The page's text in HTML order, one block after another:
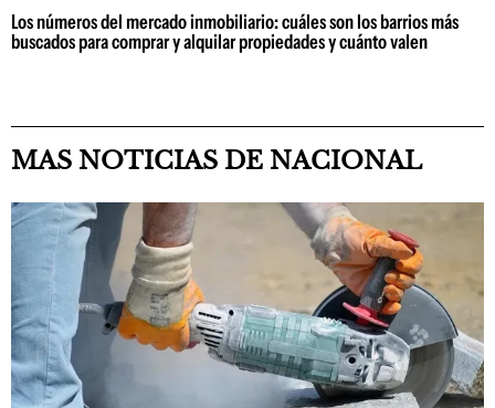
Los números del mercado inmobiliario: cuáles son los barrios más
buscados para comprar y alquilar propiedades y cuánto valen
MAS NOTICIAS DE NACIONAL